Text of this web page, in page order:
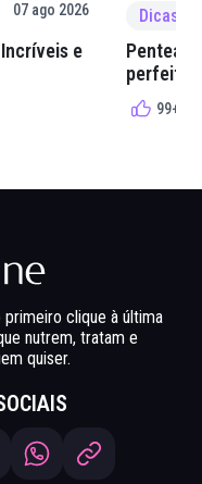
07 ago 2026
e
perfeita
99+
primeiro clique à última
nutrem, tratam e
quiser.